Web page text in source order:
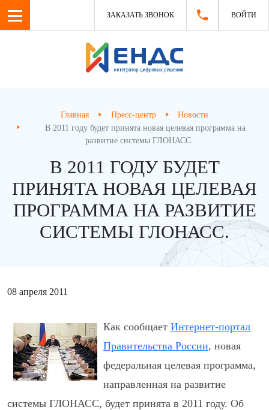
ЗАКАЗАТЬ ЗВОНОК ВОЙТИ
Главная Пресс-центр
Новости
В 2011 году будет принята новая целевая программа на
развитие системы ГЛОНАСС.
В 2011 ГОДУ БУДЕТ
ПРИНЯТА НОВАЯ ЦЕЛЕВАЯ
ПРОГРАММА НА РАЗВИТИЕ
СИСТЕМЫ ГЛОНАСС.
08 апреля 2011
Как сообщает Интернет-портал
Правительства России, новая
федеральная целевая программа,
направленная на развитие
системы ГЛОНАСС, будет принята в 2011 году. Об